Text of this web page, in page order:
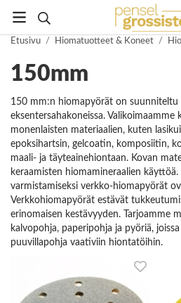
Etusivu / Hiomatuotteet & Koneet /
150mm
150 mm:n hiomapyörät on suunniteltu
eksentersahakoneissa.
monenlaisten materiaalien, kuten
epoksihartsin, gelcoatin, komposiitin,
maali- ja täyteainehiontaan. Kovan
keraamisten hiomamineraalien
varmistamiseksi verkko-hiomapyörät
Verkkohiomapyörät estävät
erinomaisen kestävyyden. Tarjoamme
kalvopohja, paperipohja ja pyöriä,
puuvillapohja vaativiin hiontatöihin.